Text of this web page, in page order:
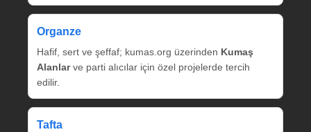
Organze
Hafif, sert ve şeffaf; kumas.org üzerinden Kumaş
Alanlarve parti alıcılar için özel projelerde tercih
edilir.
Tafta